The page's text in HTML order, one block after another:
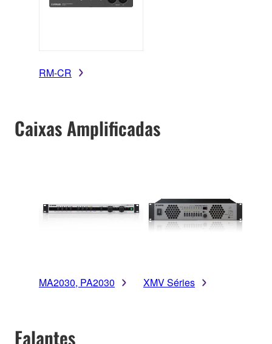
RM-CR
Caixas Amplificadas
MA2030, PA2030 XMV Séries
Falantes